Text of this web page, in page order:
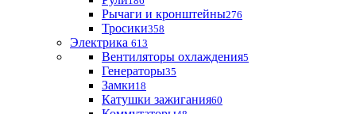
Рычаги и кронштейны276
Тросики358
Электрика 613
Вентиляторы охлаждения5
Генераторы35
Замки18
Катушки зажигания60